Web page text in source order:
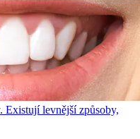
Existují levnější způsoby,